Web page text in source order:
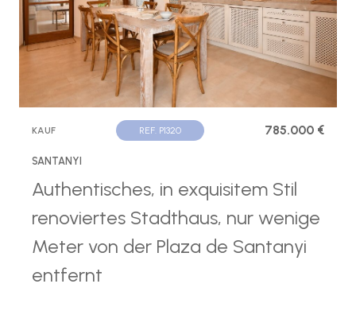
KAUF REF. P1320 785.000 €
SANTANYI
Authentisches, in exquisitem Stil
renoviertes Stadthaus, nur wenige
Meter von der Plaza de Santanyi
entfernt